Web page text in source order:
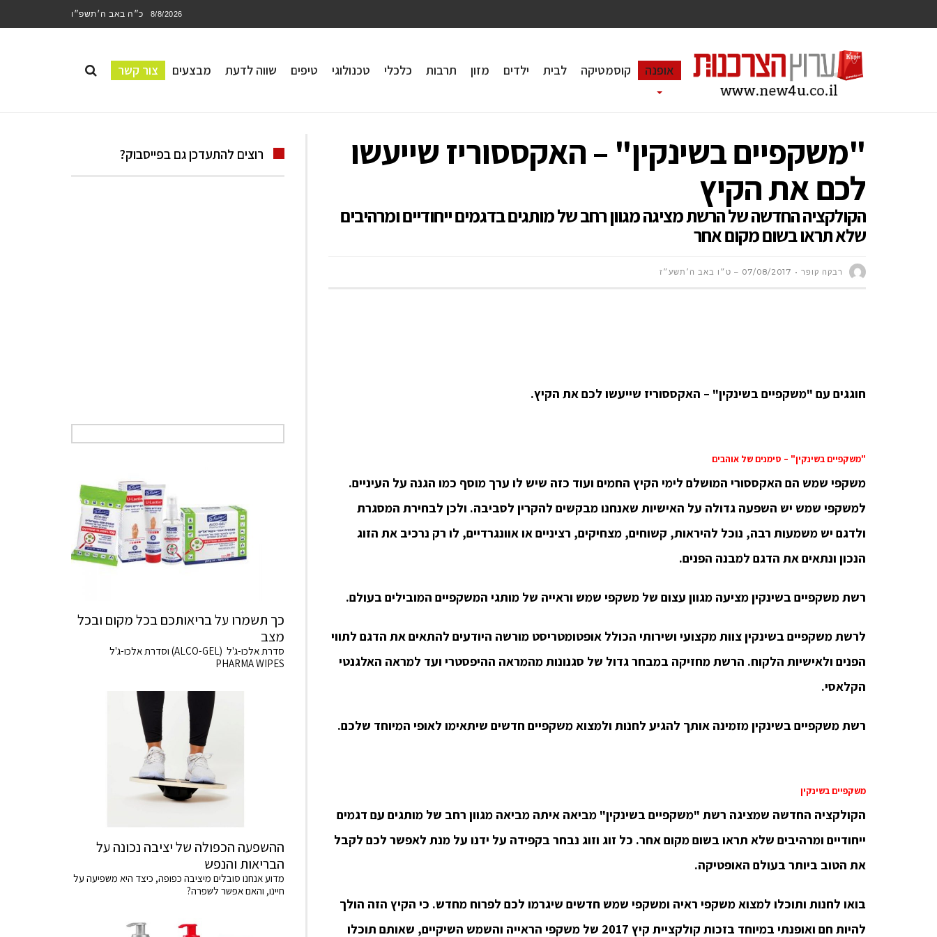
8/8/2026 כ״ה באב ה׳תשפ״ו
אופנה קוסמטיקה לבית ילדים מזון תרבות כלכלי טכנולוגי טיפים שווה לדעת מבצעים צור קשר
"משקפיים בשינקין" – האקססוריז שייעשו
לכם את הקיץ
הקולקציה החדשה של הרשת מציגה מגוון רחב של מותגים בדגמים ייחודיים ומרהיבים
שלא תראו בשום מקום אחר
רבקה קופר 07/08/2017 – ט״ו באב ה׳תשע״ז
חוגגים עם "משקפיים בשינקין" – האקססוריז שייעשו לכם את הקיץ.
"משקפיים בשינקין" – סימנים של אוהבים
משקפי שמש הם האקססורי המושלם לימי הקיץ החמים ועוד כזה שיש לו ערך מוסף כמו הגנה על העיניים.
למשקפי שמש יש השפעה גדולה על האישיות שאנחנו מבקשים להקרין לסביבה. ולכן לבחירת המסגרת
ולדגם יש משמעות רבה, נוכל להיראות, קשוחים, מצחיקים, רציניים או אוונגרדיים, לו רק נרכיב את הזוג
הנכון ונתאים את הדגם למבנה הפנים.
רשת משקפיים בשינקין מציעה מגוון עצום של משקפי שמש וראייה של מותגי המשקפיים המובילים בעולם.
לרשת משקפיים בשינקין צוות מקצועי ושירותי הכולל אופטומטריסט מורשה היודעים להתאים את הדגם לתווי
הפנים ולאישיות הלקוח. הרשת מחזיקה במבחר גדול של סגנונות מהמראה ההיפסטרי ועד למראה האלגנטי
הקלאסי.
רשת משקפיים בשינקין מזמינה אותך להגיע לחנות ולמצוא משקפיים חדשים שיתאימו לאופי המיוחד שלכם.
משקפיים בשינקין
הקולקציה החדשה שמציגה רשת "משקפיים בשינקין" מביאה איתה מביאה מגוון רחב של מותגים עם דגמים
ייחודיים ומרהיבים שלא תראו בשום מקום אחר. כל זוג וזוג נבחר בקפידה על ידנו על מנת לאפשר לכם לקבל
את הטוב ביותר בעולם האופטיקה.
בואו לחנות ותוכלו למצוא משקפי ראיה ומשקפי שמש חדשים שיגרמו לכם לפרוח מחדש. כי הקיץ הזה הולך
להיות חם ואופנתי במיוחד בזכות קולקציית קיץ 2017 של משקפי הראייה והשמש השיקיים, שאותם תוכלו
רוצים להתעדכן גם בפייסבוק?
כך תשמרו על בריאותכם בכל מקום ובכל
מצב
סדרת אלכו-ג'ל (ALCO-GEL) וסדרת אלכו-ג'ל
PHARMA WIPES
ההשפעה הכפולה של יציבה נכונה על
הבריאות והנפש
מדוע אנחנו סובלים מיציבה כפופה, כיצד היא משפיעה על
חיינו, והאם אפשר לשפרה?